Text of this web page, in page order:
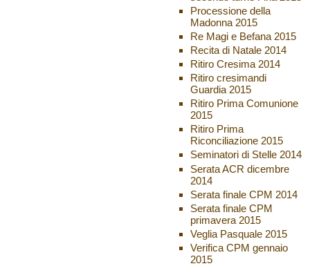
Processione della
Madonna 2015
Re Magi e Befana 2015
Recita di Natale 2014
Ritiro Cresima 2014
Ritiro cresimandi
Guardia 2015
Ritiro Prima Comunione
2015
Ritiro Prima
Riconciliazione 2015
Seminatori di Stelle 2014
Serata ACR dicembre
2014
Serata finale CPM 2014
Serata finale CPM
primavera 2015
Veglia Pasquale 2015
Verifica CPM gennaio
2015